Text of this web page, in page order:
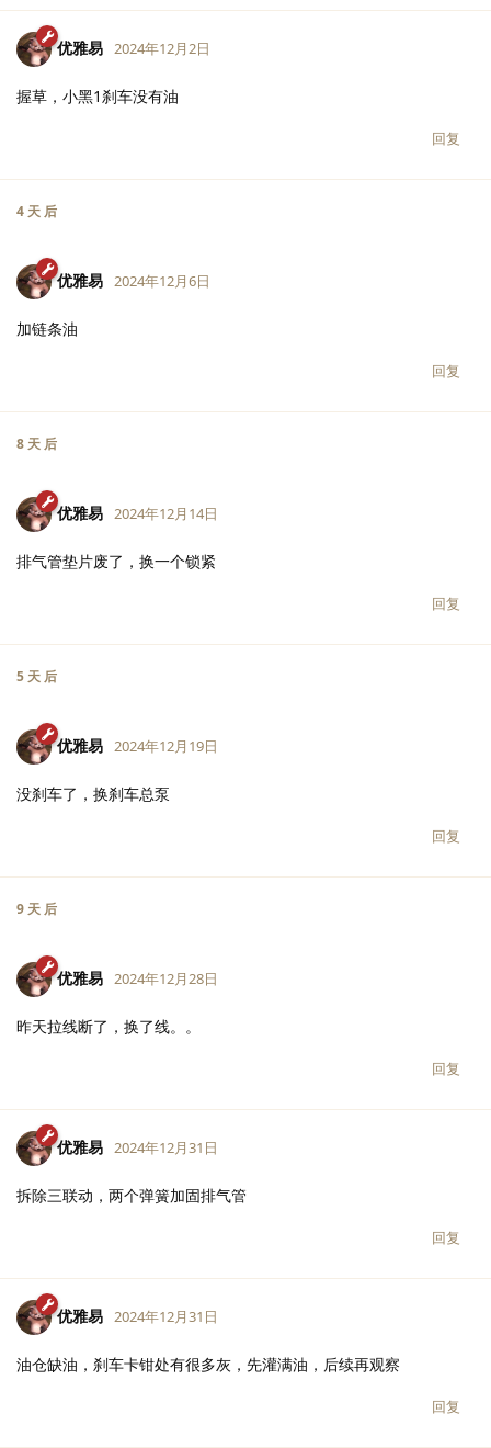
优雅易 2024年12月2日
握草，小黑1刹车没有油
回复
4 天 后
优雅易 2024年12月6日
加链条油
回复
8 天 后
优雅易 2024年12月14日
排气管垫片废了，换一个锁紧
回复
5 天 后
优雅易 2024年12月19日
没刹车了，换刹车总泵
回复
9 天 后
优雅易 2024年12月28日
昨天拉线断了，换了线。。
回复
优雅易 2024年12月31日
拆除三联动，两个弹簧加固排气管
回复
优雅易 2024年12月31日
油仓缺油，刹车卡钳处有很多灰，先灌满油，后续再观察
回复